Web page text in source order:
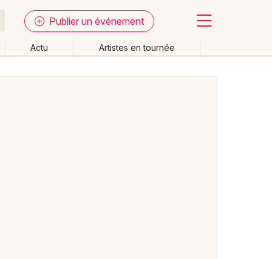
Publier un événement
Actu Artistes en tournée